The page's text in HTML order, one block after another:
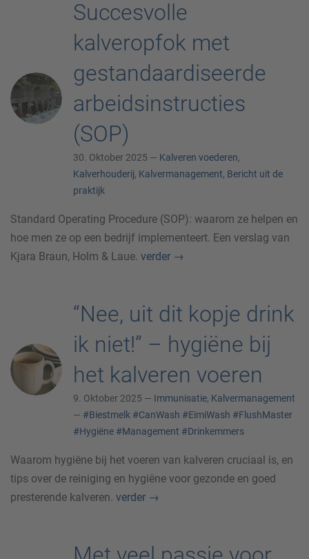
Succesvolle
kalveropfok met
gestandaardiseerde
arbeidsinstructies
(SOP)
30. Oktober 2025 — Kalveren voederen,
Kalverhouderij, Kalvermanagement, Bericht uit de
praktijk
Standard Operating Procedure (SOP): waarom ze helpen en
hoe men ze op een bedrijf implementeert. Een verslag van
Kjara Braun, Holm & Laue. verder →
“Nee, uit dit kopje drink
ik niet!” – hygiëne bij
het kalveren voeren
9. Oktober 2025 — Immunisatie, Kalvermanagement
— #Biestmelk #CanWash #EimiWash #FlushMaster
#Hygiëne #Management #Drinkemmers
Waarom hygiëne bij het voeren van kalveren cruciaal is, en
tips over de reiniging en hygiëne voor gezonde en goed
presterende kalveren. verder →